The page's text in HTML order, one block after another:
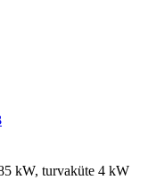
kW, turvaküte 4 kW